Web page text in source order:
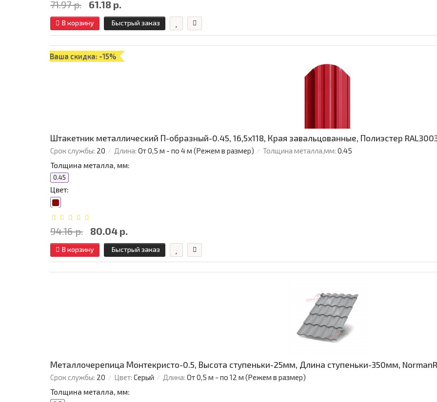
71.97 р. 61.18 р.
В корзину Быстрый заказ
Ваша скидка: -15%
Штакетник металлический П-образный-0.45, 16,5х118, Края завальцованные, Полиэстер
Срок службы: 20 Длина: От 0,5 м - по 4 м (Режем в размер) Толщина металла,мм: 0.45
Толщина металла, мм:
0.45
Цвет:
94.16 р. 80.04 р.
В корзину Быстрый заказ
Металлочерепица Монтекристо-0.5, Высота ступеньки-25мм, Длина ступеньки-350мм,
Срок службы: 20 Цвет: Серый Длина: От 0,5 м - по 12 м (Режем в размер)
Толщина металла, мм: